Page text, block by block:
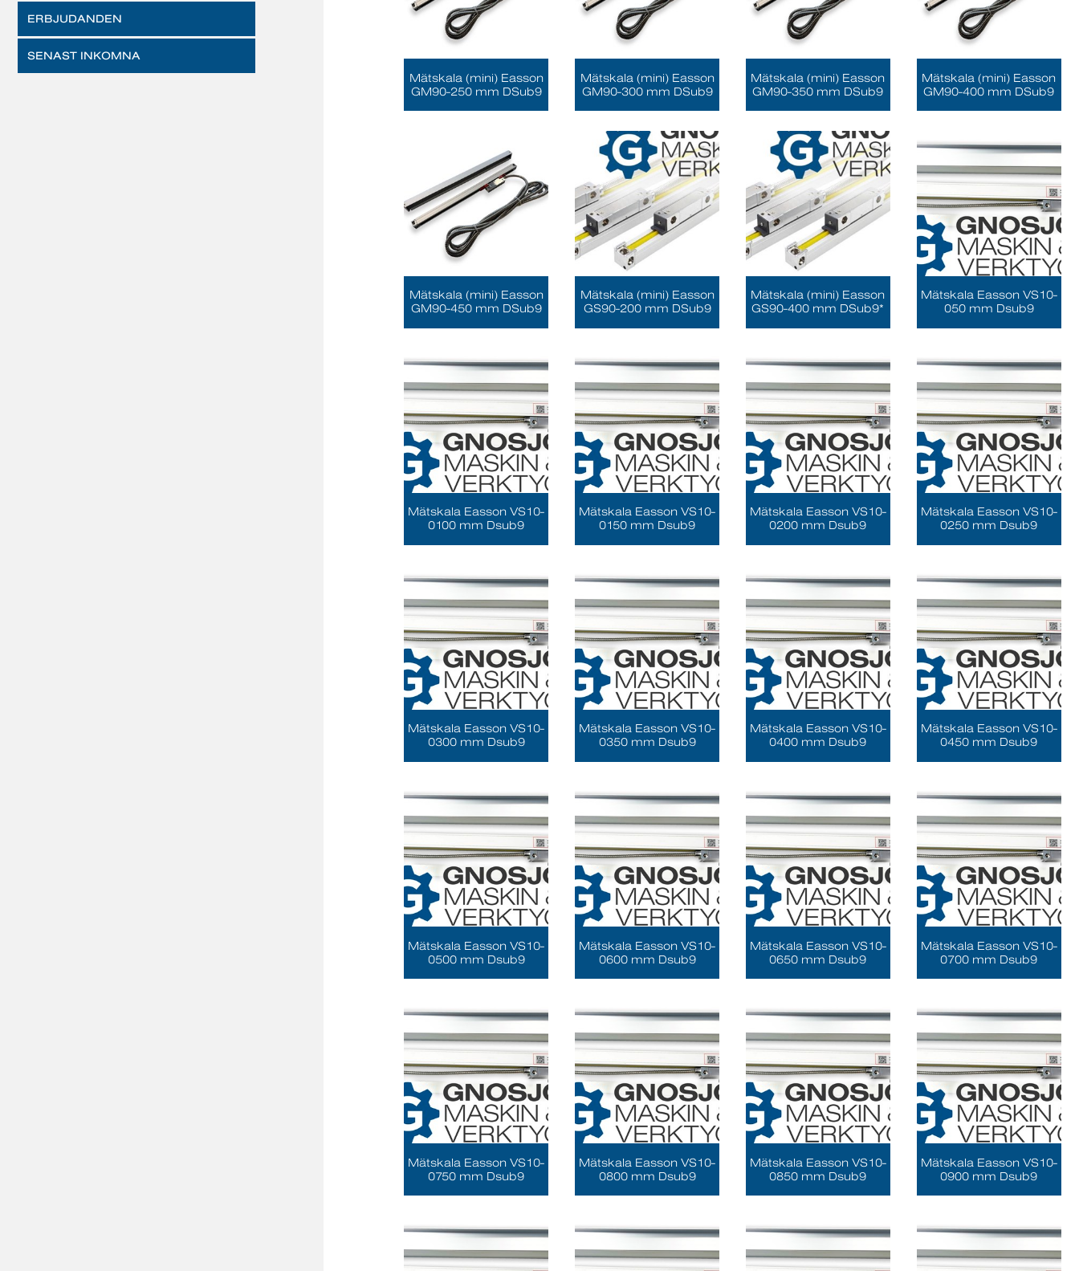
ERBJUDANDEN
SENAST INKOMNA
Mätskala (mini) Easson
GM90-250 mm DSub9
Mätskala (mini) Easson
GM90-300 mm DSub9
Mätskala (mini) Easson
GM90-350 mm DSub9
Mätskala (mini) Easson
GM90-400 mm DSub9
Mätskala (mini) Easson
GM90-450 mm DSub9
Mätskala (mini) Easson
GS90-200 mm DSub9
Mätskala (mini) Easson
GS90-400 mm DSub9*
Mätskala Easson VS10-
050 mm Dsub9
Mätskala Easson VS10-
0100 mm Dsub9
Mätskala Easson VS10-
0150 mm Dsub9
Mätskala Easson VS10-
0200 mm Dsub9
Mätskala Easson VS10-
0250 mm Dsub9
Mätskala Easson VS10-
0300 mm Dsub9
Mätskala Easson VS10-
0350 mm Dsub9
Mätskala Easson VS10-
0400 mm Dsub9
Mätskala Easson VS10-
0450 mm Dsub9
Mätskala Easson VS10-
0500 mm Dsub9
Mätskala Easson VS10-
0600 mm Dsub9
Mätskala Easson VS10-
0650 mm Dsub9
Mätskala Easson VS10-
0700 mm Dsub9
Mätskala Easson VS10-
0750 mm Dsub9
Mätskala Easson VS10-
0800 mm Dsub9
Mätskala Easson VS10-
0850 mm Dsub9
Mätskala Easson VS10-
0900 mm Dsub9